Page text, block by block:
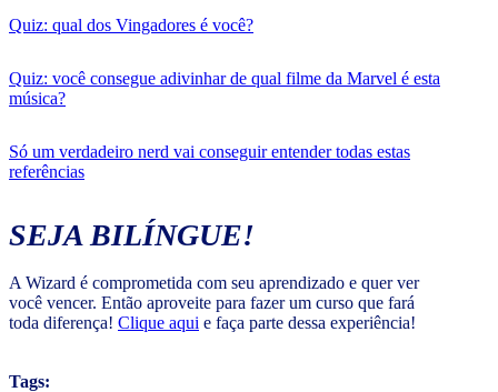
Quiz: qual dos Vingadores é você?
Quiz: você consegue adivinhar de qual filme da Marvel é esta
música?
Só um verdadeiro nerd vai conseguir entender todas estas
referências
SEJA BILÍNGUE!
A Wizard é comprometida com seu aprendizado e quer ver
você vencer. Então aproveite para fazer um curso que fará
toda diferença! Clique aqui e faça parte dessa experiência!
Tags: